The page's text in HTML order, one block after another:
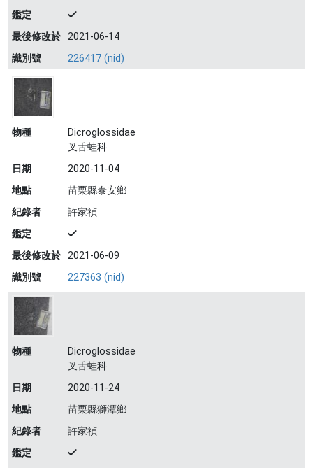
鑑定
最後修改於 2021-06-14
識別號
226417 (nid)
物種
Dicroglossidae
叉舌蛙科
日期
2020-11-04
地點
苗栗縣泰安鄉
紀錄者
許家禎
鑑定
最後修改於 2021-06-09
識別號
227363 (nid)
物種
Dicroglossidae
叉舌蛙科
日期
2020-11-24
地點
苗栗縣獅潭鄉
紀錄者
許家禎
鑑定